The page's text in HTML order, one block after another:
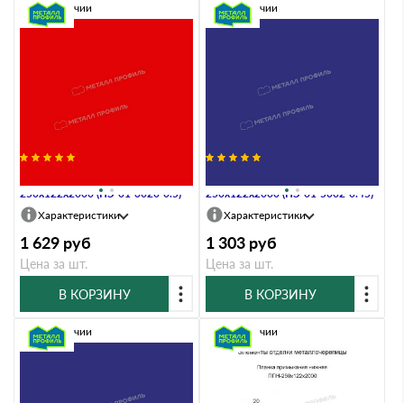
250х122х2000 (ПЭ-01-3020-0.5)
В наличии
Характеристики
1 629 руб
Цена за шт.
В КОРЗИНУ
250х122х2000 (ПЭ-01-5002-0.45)
В наличии
Характеристики
1 303 руб
Цена за шт.
В КОРЗИНУ
В наличии В наличии